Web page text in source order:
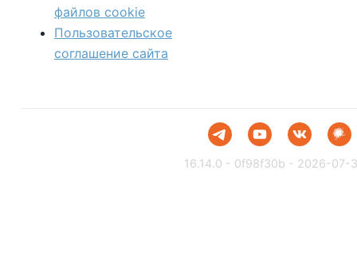
файлов сookie
Пользовательское
соглашение сайта
16.14.0 - 0f98f30b - 2026-07-